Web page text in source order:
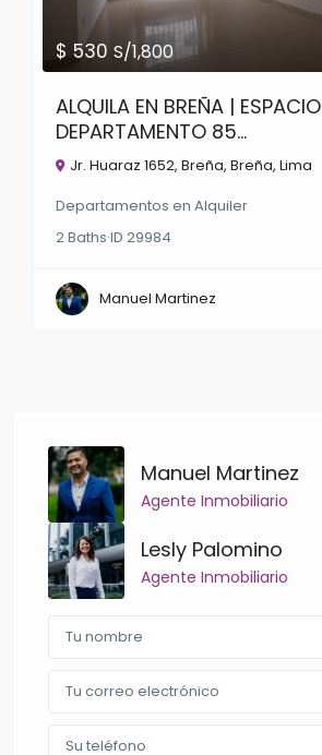
$ 530S/1,800
ALQUILA EN BREÑA |
DEPARTAMENTO 85...
Jr. Huaraz 1652, Breña,Breña,Lima
Departamentos enAlquiler
2Baths·ID29984
Manuel Martinez
Manuel Martinez
Agente Inmobiliario
Lesly Palomino
Agente Inmobiliario